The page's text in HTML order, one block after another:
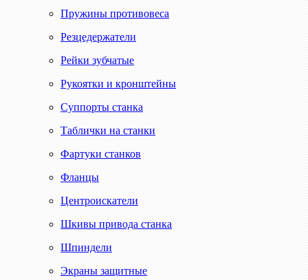
Пружины противовеса
Резцедержатели
Рейки зубчатые
Рукоятки и кронштейны
Суппорты станка
Таблички на станки
Фартуки станков
Фланцы
Центроискатели
Шкивы привода станка
Шпиндели
Экраны защитные